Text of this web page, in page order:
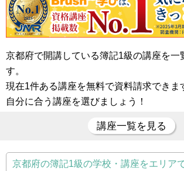
京都府で開講している簿記1級の講座を一
す。
現在1件ある講座を無料で資料請求できま
自分に合う講座を選びましょう！
講座一覧を見る
京都府の簿記1級の学校・講座をエリア